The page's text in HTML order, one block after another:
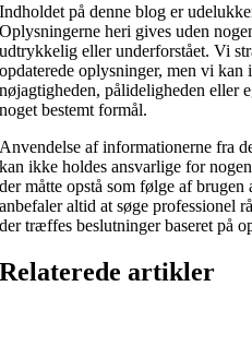
Indholdet på denne blog er
Oplysningerne heri gives uden
udtrykkelig eller underforstået. Vi
opdaterede oplysninger, men vi
nøjagtigheden, pålideligheden eller
noget bestemt formål.
Anvendelse af informationerne fra
kan ikke holdes ansvarlige for
der måtte opstå som følge af
anbefaler altid at søge professionel
der træffes beslutninger baseret på
Relaterede artikler